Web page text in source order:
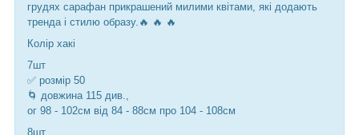
грудях сарафан прикрашений милими квітами, які додають
тренда і стилю образу.🔥 🔥 🔥
Колір хакі
7шт
✅ розмір 50
🌀 довжина 115 див.,
ог 98 - 102см від 84 - 88см про 104 - 108см
8шт